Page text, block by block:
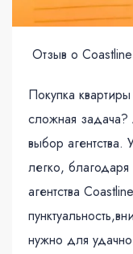
Отзыв о
Покупка
сложная задача?
выбор
легко,
агентства
нужно для